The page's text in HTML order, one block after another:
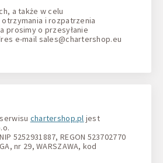
a także w celu
i rozpatrzenia
prosimy o przesyłanie
e-mail sales@chartershop.eu
chartershop.pl jest
5252931887, REGON 523702770
nr 29, WARSZAWA, kod